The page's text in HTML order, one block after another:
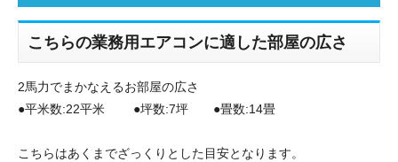
こちらの業務用エアコンに適した部屋の広さ
2馬力でまかなえるお部屋の広さ
●平米数:22平米 ●坪数:7坪 ●畳数:14畳
こちらはあくまでざっくりとした目安となります。